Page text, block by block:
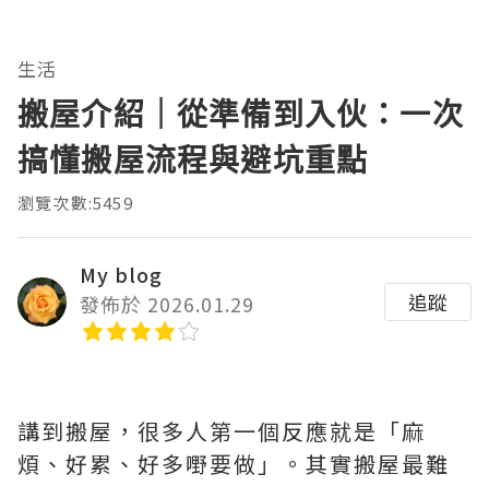
生活
搬屋介紹｜從準備到入伙：一次
搞懂搬屋流程與避坑重點
瀏覽次數:5459
My blog
發佈於 2026.01.29
追蹤
講到搬屋，很多人第一個反應就是「麻
煩、好累、好多嘢要做」。其實搬屋最難